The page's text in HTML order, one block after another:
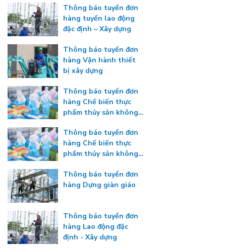
Thông báo tuyển đơn
hàng tuyển lao động
đặc định – Xây dựng
Thông báo tuyển đơn
hàng Vận hành thiết
bị xây dựng
Thông báo tuyển đơn
hàng Chế biến thực
phẩm thủy sản không
Thông báo tuyển đơn
hàng Chế biến thực
phẩm thủy sản không
Thông báo tuyển đơn
hàng Dựng giàn giáo
Thông báo tuyển đơn
hàng Lao động đặc
định - Xây dựng